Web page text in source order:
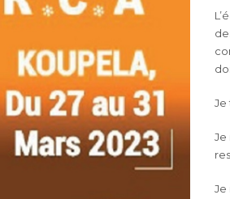
Je
Je
Je